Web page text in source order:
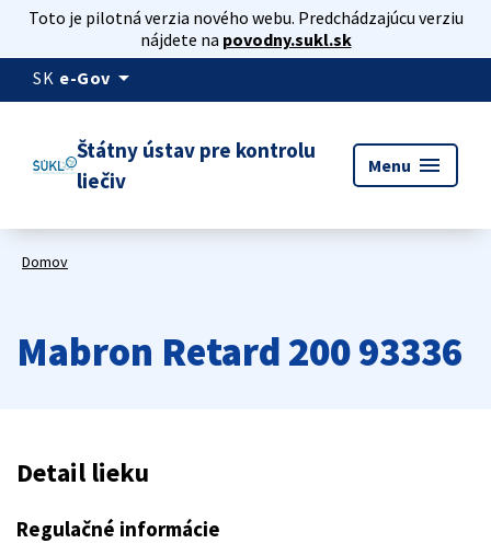
Toto je pilotná verzia nového webu. Predchádzajúcu verziu
nájdete na povodny.sukl.sk
SK e-Gov arrow_drop_down
Štátny ústav pre kontrolu
liečiv
Menu menu
Domov
Mabron Retard 200 93336
Detail lieku
Regulačné informácie